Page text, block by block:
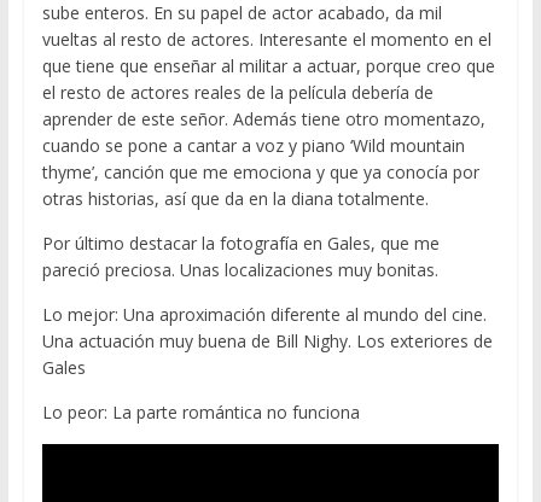
sube enteros. En su papel de actor acabado, da mil
vueltas al resto de actores. Interesante el momento en el
que tiene que enseñar al militar a actuar, porque creo que
el resto de actores reales de la película debería de
aprender de este señor. Además tiene otro momentazo,
cuando se pone a cantar a voz y piano ‘Wild mountain
thyme’, canción que me emociona y que ya conocía por
otras historias, así que da en la diana totalmente.
Por último destacar la fotografía en Gales, que me
pareció preciosa. Unas localizaciones muy bonitas.
Lo mejor: Una aproximación diferente al mundo del cine.
Una actuación muy buena de Bill Nighy. Los exteriores de
Gales
Lo peor: La parte romántica no funciona